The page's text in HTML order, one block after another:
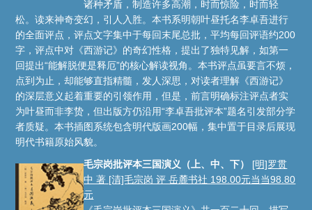
诸种矛盾，制造许多高潮，时而惊险，时而轻
松。读来神奇变幻，引人入胜。本书系明朝叶昼托名李卓吾进行
的全面评点，评点文字集中于每回末尾总批，平均每回评语约200
字，评点中对《西游记》的奇幻性格，提出了独特见解，如第一
回提出“能解脱便是释厄”的核心解读视角。本书评点虽要言不烦，
点到为止，却能够直指精髓，发人深思，对读者理解《西游记》
的深层意义起着重要的引领作用，但是，前言明确标注评点者实
为叶昼而非李贽，但出版方仍沿用“李卓吾批评本”题名引发部分学
者质疑。本书插图系统包含明代版画200幅，集中置于目录后展现
明代书籍原始风貌。
毛宗岗批评本三国演义（上、中、下）
[明]罗贯
中 著 [清]毛宗岗 评 岳麓书社 198.00元当当98.80
元